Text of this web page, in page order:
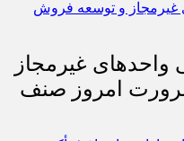
واحدهای غیرمجاز
امروز صنف